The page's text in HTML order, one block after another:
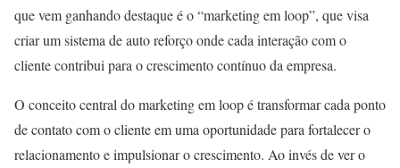
que vem ganhando destaque é o “marketing em loop”, que visa
criar um sistema de auto reforço onde cada interação com o
cliente contribui para o crescimento contínuo da empresa.
O conceito central do marketing em loop é transformar cada ponto
de contato com o cliente em uma oportunidade para fortalecer o
relacionamento e impulsionar o crescimento. Ao invés de ver o